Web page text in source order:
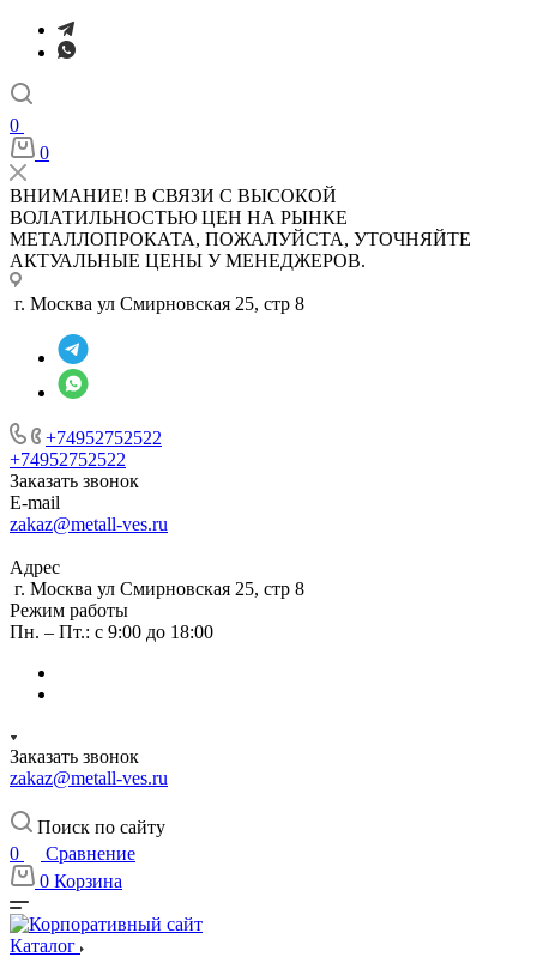
0
0
ВНИМАНИЕ! В СВЯЗИ С ВЫСОКОЙ
ВОЛАТИЛЬНОСТЬЮ ЦЕН НА РЫНКЕ
МЕТАЛЛОПРОКАТА, ПОЖАЛУЙСТА, УТОЧНЯЙТЕ
АКТУАЛЬНЫЕ ЦЕНЫ У МЕНЕДЖЕРОВ.
г. Москва ул Смирновская 25, стр 8
+74952752522
+74952752522
Заказать звонок
E-mail
zakaz@metall-ves.ru
Адрес
г. Москва ул Смирновская 25, стр 8
Режим работы
Пн. – Пт.: с 9:00 до 18:00
Заказать звонок
zakaz@metall-ves.ru
Поиск по сайту
0
Сравнение
0 Корзина
Каталог